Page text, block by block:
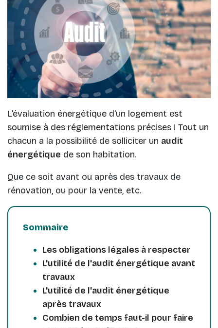
L'évaluation énergétique d'un logement est
soumise à des réglementations précises ! Tout un
chacun a la possibilité de solliciter un audit
énergétique de son habitation.
Que ce soit avant ou après des travaux de
rénovation, ou pour la vente, etc.
Sommaire
Les obligations légales à respecter
L'utilité de l'audit énergétique avant
travaux
L'utilité de l'audit énergétique
après travaux
Combien de temps faut-il pour faire